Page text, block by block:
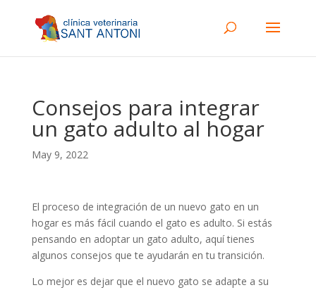
Consejos para integrar
un gato adulto al hogar
May 9, 2022
El proceso de integración de un nuevo gato en un
hogar es más fácil cuando el gato es adulto. Si estás
pensando en adoptar un gato adulto, aquí tienes
algunos consejos que te ayudarán en tu transición.
Lo mejor es dejar que el nuevo gato se adapte a su